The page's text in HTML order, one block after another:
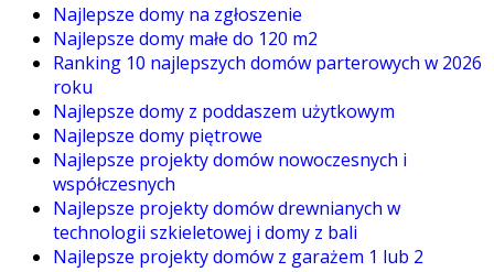
Najlepsze domy na zgłoszenie
Najlepsze domy małe do 120 m2
Ranking 10 najlepszych domów parterowych w 2026
roku
Najlepsze domy z poddaszem użytkowym
Najlepsze domy piętrowe
Najlepsze projekty domów nowoczesnych i
współczesnych
Najlepsze projekty domów drewnianych w
technologii szkieletowej i domy z bali
Najlepsze projekty domów z garażem 1 lub 2